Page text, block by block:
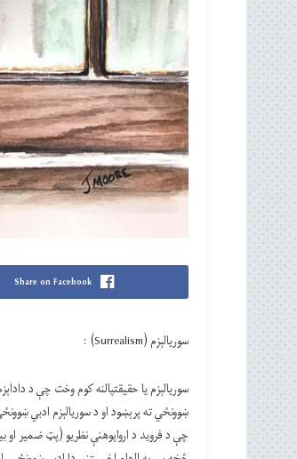
Share on Facebook
سوریالېزم (Surrealism) :
چې د فروید د ارواپوهنې نظریو (پټ ضمیر او